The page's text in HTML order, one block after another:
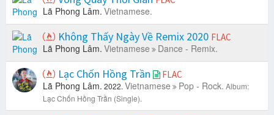
Lã Phong Lâm. Vietnamese.
Không Thấy Ngày Về Remix 2020 FLAC
Lã Phong Lâm. Vietnamese Dance - Remix.
Lạc Chốn Hồng Trần FLAC
Lã Phong Lâm. 2022. Vietnamese Pop - Rock. Album:
Lạc Chốn Hồng Trần (Single).